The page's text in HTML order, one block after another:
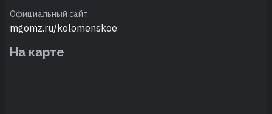
Официальный сайт
mgomz.ru/kolomenskoe
На карте